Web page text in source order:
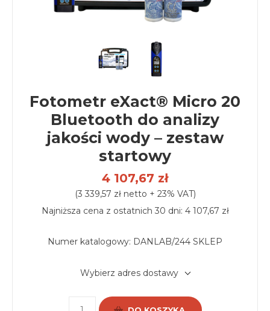
Fotometr eXact® Micro 20
Bluetooth do analizy
jakości wody – zestaw
startowy
4 107,67 zł
(3 339,57 zł netto + 23% VAT)
Najniższa cena z ostatnich 30 dni: 4 107,67 zł
Numer katalogowy: DANLAB/244 SKLEP
Wybierz adres dostawy